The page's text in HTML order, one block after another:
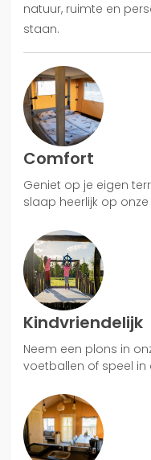
natuur, ruimte en
staan.
Comfort
Geniet op je eigen
slaap heerlijk op
Kindvriendelijk
Neem een plons in
voetballen of speel in